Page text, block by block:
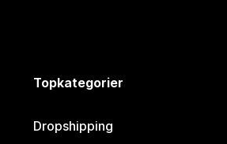
Topkategorier
Dropshipping